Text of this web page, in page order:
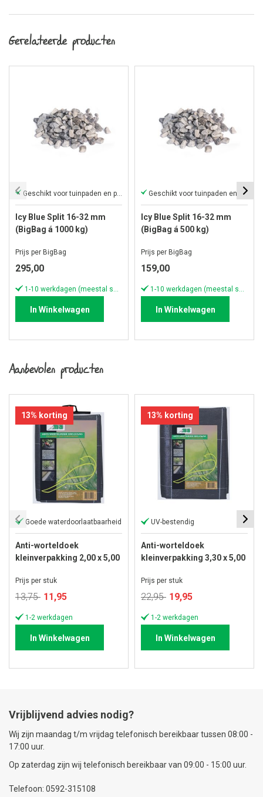
Gerelateerde producten
Geschikt voor tuinpaden en parkeerplaatsen
Icy Blue Split 16-32 mm
(BigBag á 1000 kg)
Prijs per BigBag
295,00
In Winkelwagen
Geschikt voor tuinpaden en parkeerplaatsen
Icy Blue Split 16-32 mm
(BigBag á 500 kg)
Prijs per BigBag
159,00
In Winkelwagen
Aanbevolen producten
13% korting
Goede waterdoorlaatbaarheid
Anti-worteldoek
kleinverpakking 2,00 x 5,00
Prijs per stuk
13,75 Speciale
11,95
1-2 werkdagen
In Winkelwagen
13% korting
UV-bestendig
Anti-worteldoek
kleinverpakking 3,30 x 5,00
Prijs per stuk
22,95 Speciale
19,95
1-2 werkdagen
In Winkelwagen
Vrijblijvend advies nodig?
Wij zijn maandag t/m vrijdag telefonisch bereikbaar tussen 08:00 -
17:00 uur.
Op zaterdag zijn wij telefonisch bereikbaar van 09:00 - 15:00 uur.
Telefoon: 0592-315108